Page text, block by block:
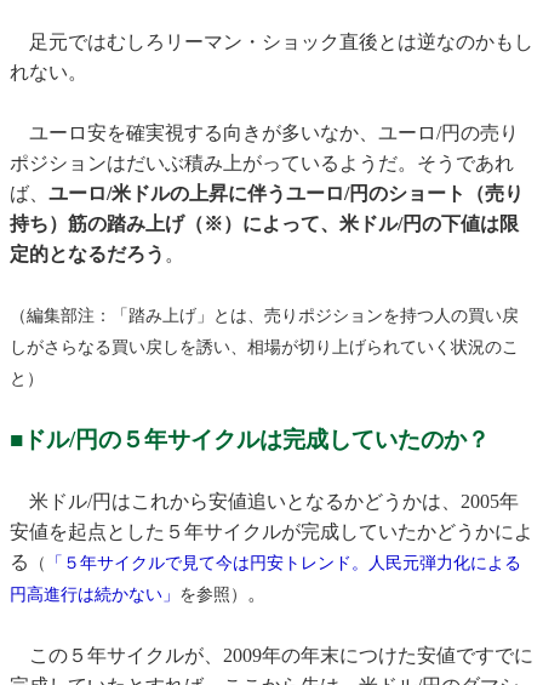
足元ではむしろリーマン・ショック直後とは逆なのかもし
れない。
ユーロ安を確実視する向きが多いなか、ユーロ/円の売り
ポジションはだいぶ積み上がっているようだ。そうであれ
ば、 ユーロ/米ドルの上昇に伴うユーロ/円のショート（売り
持ち）筋の踏み上げ（※）によって、米ドル/円の下値は限
定的となるだろう 。
（編集部注：「踏み上げ」とは、売りポジションを持つ人の買い戻
しがさらなる買い戻しを誘い、相場が切り上げられていく状況のこ
と）
■ドル/円の５年サイクルは完成していたのか？
米ドル/円はこれから安値追いとなるかどうかは、2005年
安値を起点とした５年サイクルが完成していたかどうかによ
る
（
「５年サイクルで見て今は円安トレンド。人民元弾力化による
円高進行は続かない」 を参照） 。
この５年サイクルが、2009年の年末につけた安値ですでに